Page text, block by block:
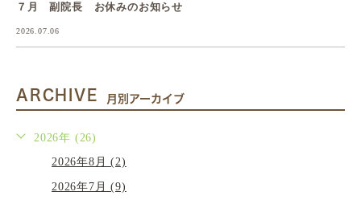
７月 副院長 お休みのお知らせ
2026.07.06
ARCHIVE 月別アーカイブ
2026年 (26)
2026年8月 (2)
2026年7月 (9)